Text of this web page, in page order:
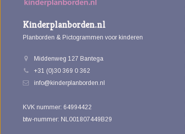
Kinderplanborden.nl
Planborden & Pictogrammen voor kinderen
Middenweg 127 Bantega
+31 (0)30 369 0 362
info@kinderplanborden.nl
KVK nummer: 64994422
btw-nummer: NL001807449B29